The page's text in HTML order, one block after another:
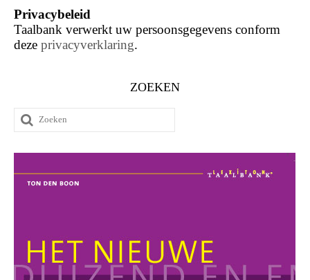
Privacybeleid
Taalbank verwerkt uw persoonsgegevens conform
deze privacyverklaring.
ZOEKEN
Zoeken
naar: